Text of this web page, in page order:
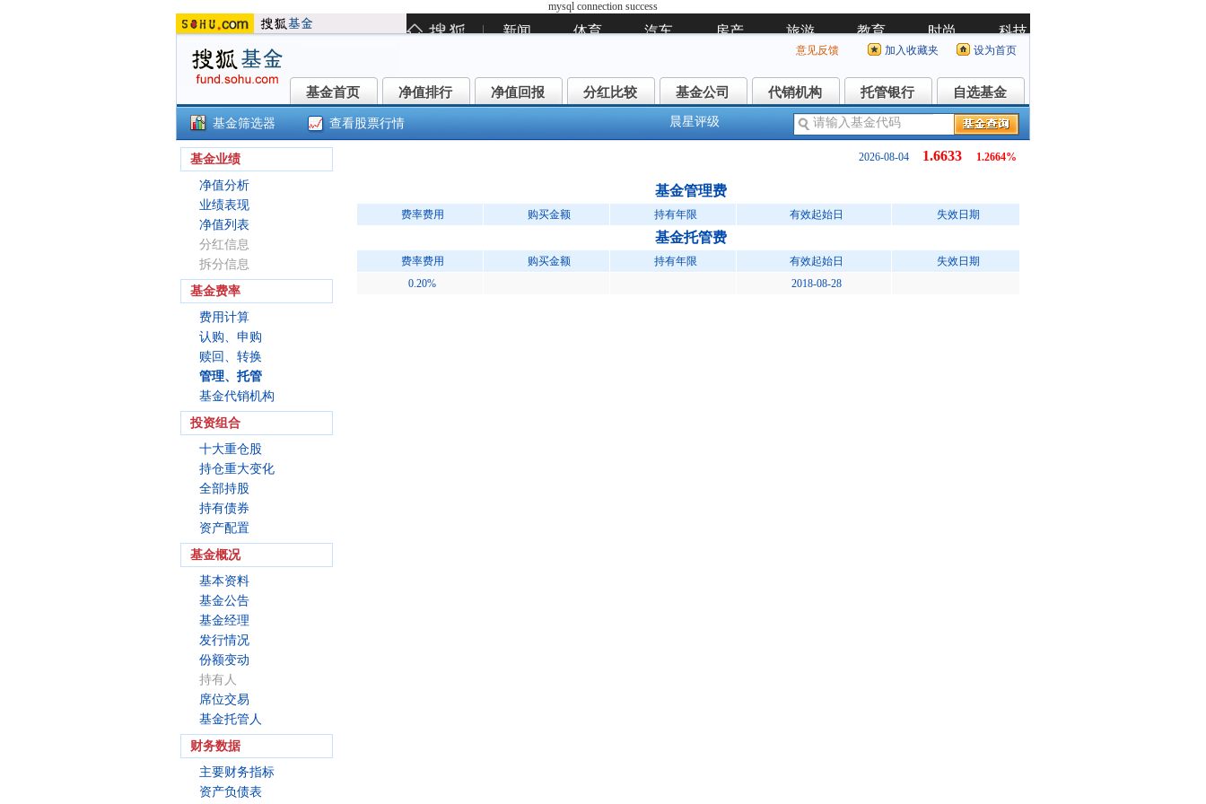
mysql connection success
意见反馈 加入收藏夹 设为首页
基金首页
基金首页 净值排行
净值排行 净值回报
净值回报 分红比较
分红比较 基金公司
基金公司 代销机构
代销机构 托管银行
托管银行 自选基金
自选基金
基金筛选器 查看股票行情 晨星评级
基金业绩
净值分析
业绩表现
净值列表
分红信息
拆分信息
基金费率
费用计算
认购、申购
赎回、转换
管理、托管
基金代销机构
投资组合
十大重仓股
持仓重大变化
全部持股
持有债券
资产配置
基金概况
基本资料
基金公告
基金经理
发行情况
份额变动
持有人
席位交易
基金托管人
财务数据
主要财务指标
资产负债表
2026-08-04 1.6633 1.2664%
基金管理费
费率费用 购买金额 持有年限 有效起始日 失效日期
基金托管费
费率费用 购买金额 持有年限 有效起始日
失效日期
0.20%
2018-08-28